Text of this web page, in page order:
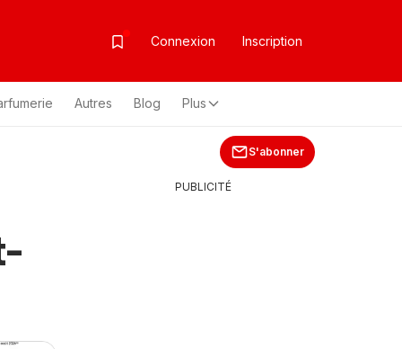
Connexion Inscription
Autres Blog Plus
S'abonner
PUBLICITÉ